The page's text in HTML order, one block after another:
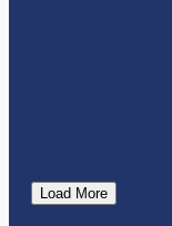
Load More